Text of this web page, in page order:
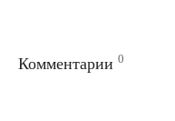
Комментарии 0